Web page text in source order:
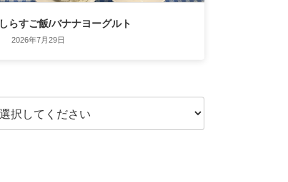
しらすご飯/バナナヨーグルト
2026年7月29日